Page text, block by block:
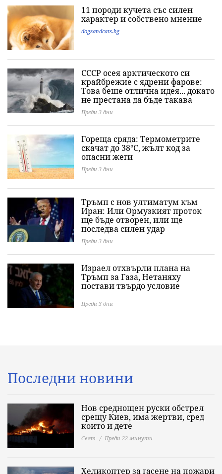
11 породи кучета със силен
характер и собствено мнение
dogsandcats.bg
СССР осея арктическото си
крайбрежие с ядрени фарове:
Това беше отлична идея... докато
не престана да бъде такава
Преди 3 дни
Гореща сряда: Термометрите
скачат до 38°C, жълт код за
опасни жеги
Преди 3 дни
Тръмп с нов ултиматум към
Иран: Или Ормузкият проток
ще бъде отворен, или ще
последва силен удар
Преди 3 дни
Израел отхвърли плана на
Тръмп за Газа, Нетаняху
постави твърдо условие
Преди 3 дни
Последни новини
Нов среднощен руски обстрел
срещу Киев, има жертви, сред
които и дете
Свят Преди 22 минути
Хеликоптер за гасене на пожари